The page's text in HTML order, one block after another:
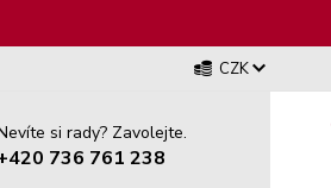
CZK
si rady? Zavolejte.
736 761 238